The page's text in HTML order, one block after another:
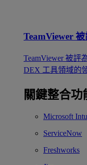
TeamViewer
TeamViewer 被評
DEX 工具領域的
關鍵整合功
Microsoft
ServiceNow
Freshworks